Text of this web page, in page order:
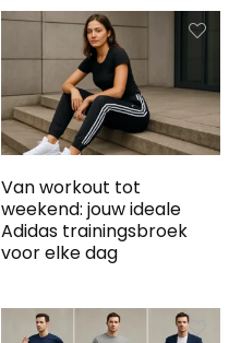
Van workout tot
weekend: jouw ideale
Adidas trainingsbroek
voor elke dag